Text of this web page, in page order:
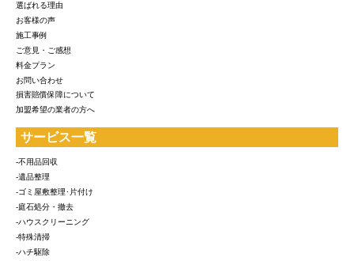
選ばれる理由
お客様の声
施工事例
ご意見・ご感想
料金プラン
お問い合わせ
損害賠償保障について
加盟希望の業者の方へ
サービス一覧
-不用品回収
-遺品整理
-ゴミ屋敷整理･片付け
-庭石処分・撤去
-ハウスクリーニング
-特殊清掃
-ハチ駆除